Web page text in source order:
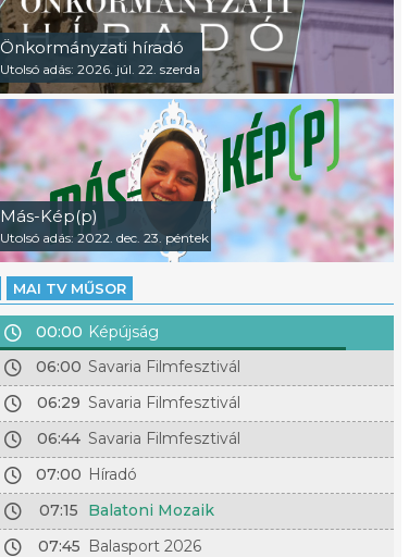
Önkormányzati híradó
Utolsó adás: 2026. júl. 22. szerda
Más-Kép(p)
Utolsó adás: 2022. dec. 23. péntek
MAI TV MŰSOR
00:00 Képújság
06:00 Savaria Filmfesztivál
06:29 Savaria Filmfesztivál
06:44 Savaria Filmfesztivál
07:00 Híradó
07:15
Balatoni Mozaik
07:45 Balasport 2026